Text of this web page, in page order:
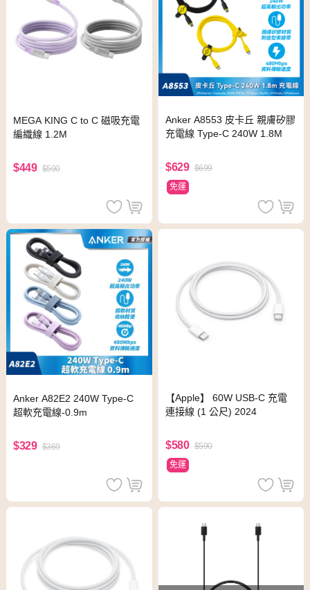
MEGA KING C to C 磁吸充電
編織線 1.2M
$449 $590
Anker A8553 皮卡丘 親膚矽膠
充電線 Type-C 240W 1.8M
$629 $699
免運
Anker A82E2 240W Type-C
超軟充電線-0.9m
$329 $369
【Apple】 60W USB-C 充電
連接線 (1 公尺) 2024
$580 $590
免運